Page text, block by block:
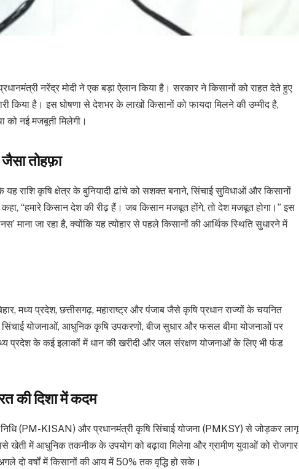
नरेंद्र मोदी ने एक बड़ा ऐलान किया है। सरकार ने किसानों को राहत देते हुए
किया है। इस घोषणा से देशभर के लाखों किसानों को फायदा मिलने की उम्मीद है,
को नई मजबूती मिलेगी।
जैसा तोहफ़ा
यह राशि कृषि क्षेत्र के बुनियादी ढांचे को सशक्त बनाने, सिंचाई सुविधाओं और किसानों
“हमारे किसान देश की रीढ़ हैं। जब किसान मजबूत होंगे, तो देश मजबूत होगा।” इस
माना जा रहा है, क्योंकि यह त्योहार से पहले किसानों की आर्थिक स्थिति सुधारने में
मध्य प्रदेश, छत्तीसगढ़, महाराष्ट्र और पंजाब जैसे कृषि प्रधान राज्यों के चयनित
सिंचाई योजनाओं, आधुनिक कृषि उपकरणों, बीज सुधार और फसल बीमा योजनाओं पर
प्रदेश के कई इलाकों में धान की खरीदी और जल संरक्षण योजनाओं के लिए भी फंड
की दिशा में कदम
निधि (PM-KISAN) और प्रधानमंत्री कृषि सिंचाई योजना (PMKSY) से जोड़कर लागू
खेती में आधुनिक तकनीक के उपयोग को बढ़ावा मिलेगा और ग्रामीण युवाओं को रोजगार
दो वर्षों में किसानों की आय में 50% तक वृद्धि हो सके।